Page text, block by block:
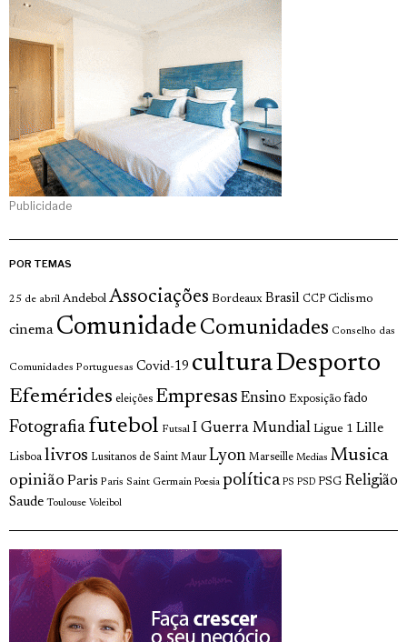
Publicidade
POR TEMAS
25 de abril Andebol Associações Bordeaux Brasil CCP Ciclismo
cinema Comunidade Comunidades Conselho das
Comunidades Portuguesas Covid-19 culturaDesporto
Efemérides eleições Empresas Ensino Exposição fado
Fotografia futebol Futsal I Guerra Mundial Ligue 1 Lille
Lisboa livros Lusitanos de Saint Maur Lyon Marseille Medias Musica
opinião Paris Paris Saint Germain Poesia política PS PSD PSG Religião
Saude Toulouse Voleibol